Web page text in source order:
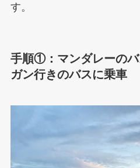
す。
手順①：マンダレーの
ガン行きのバスに乗車